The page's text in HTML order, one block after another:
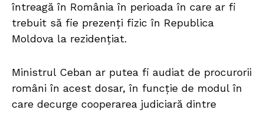
întreagă în România în perioada în care ar fi
trebuit să fie prezenți fizic în Republica
Moldova la rezidențiat.
Ministrul Ceban ar putea fi audiat de procurorii
români în acest dosar, în funcție de modul în
care decurge cooperarea judiciară dintre